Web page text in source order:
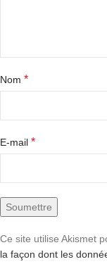
Nom *
E-mail *
Ce site utilise Akismet
la façon dont les